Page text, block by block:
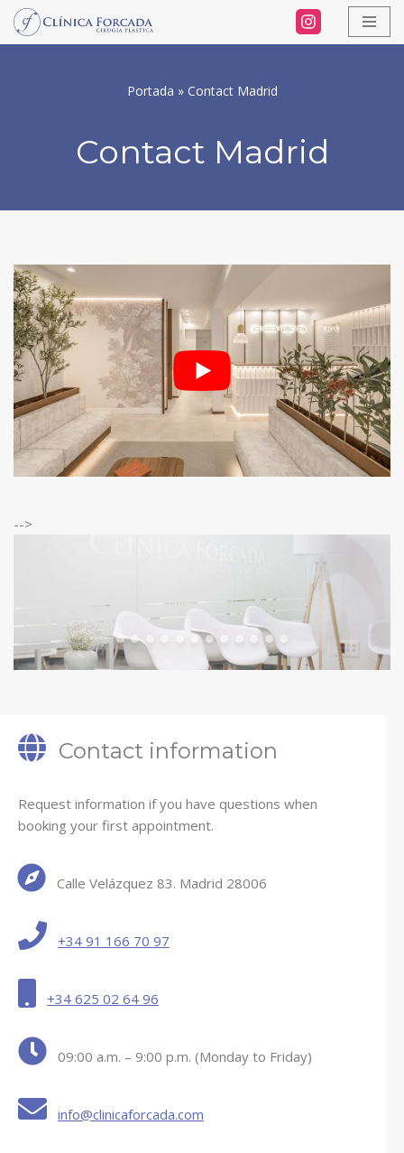
Skip
Portada » Contact Madrid
Contact Madrid
-->
Contact information
Request information if you have questions when
booking your first appointment.
Calle Velázquez 83. Madrid 28006
+34 91 166 70 97
+34 625 02 64 96
09:00 a.m. – 9:00 p.m. (Monday to Friday)
info@clinicaforcada.com